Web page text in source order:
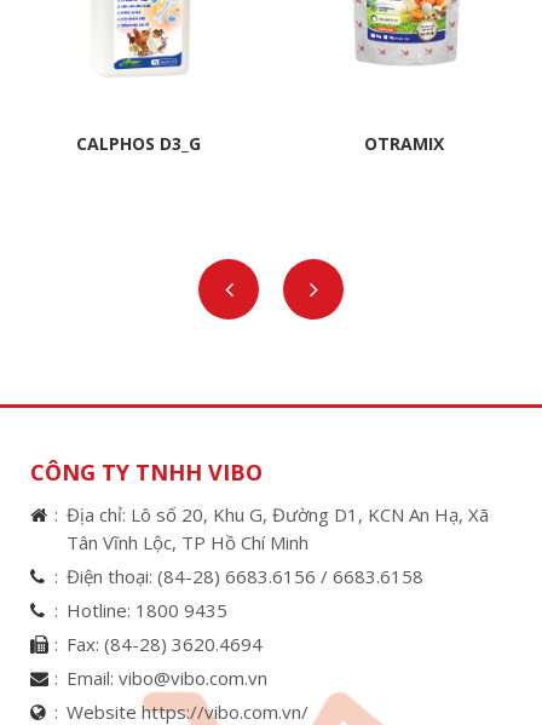
CALPHOS D3_G OTRAMIX
CÔNG TY TNHH VIBO
Địa chỉ: Lô số 20, Khu G, Đường D1, KCN An Hạ, Xã
Tân Vĩnh Lộc, TP Hồ Chí Minh
Điện thoại: (84-28) 6683.6156 / 6683.6158
Hotline: 1800 9435
Fax: (84-28) 3620.4694
Email: vibo@vibo.com.vn
Website https://vibo.com.vn/